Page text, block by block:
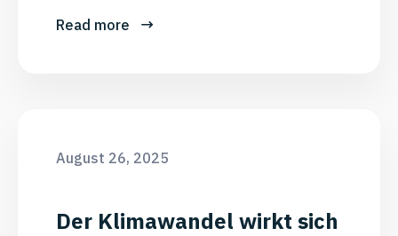
Read more
August 26, 2025
Der Klimawandel wirkt sich